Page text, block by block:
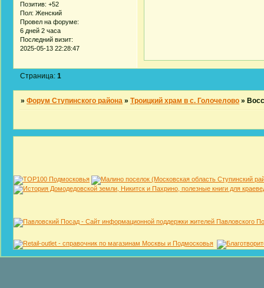
Позитив: +52
Пол: Женский
Провел на форуме:
6 дней 2 часа
Последний визит:
2025-05-13 22:28:47
Страница:1
»Форум Ступинского района »Троицкий храм в с. Голочелово »